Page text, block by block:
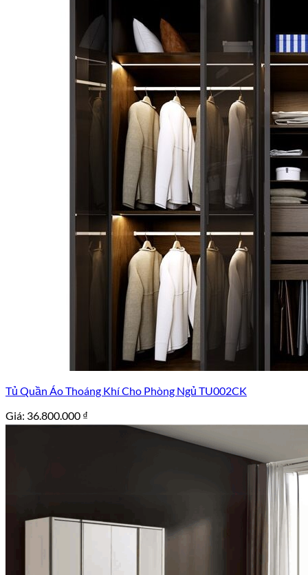
Tủ Quần Áo Thoáng Khí Cho Phòng Ngủ TU002CK
Giá: 36.800.000 ₫